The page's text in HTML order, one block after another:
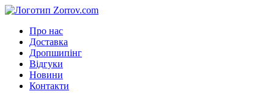
Про нас
Доставка
Дропшипінг
Відгуки
Новини
Контакти